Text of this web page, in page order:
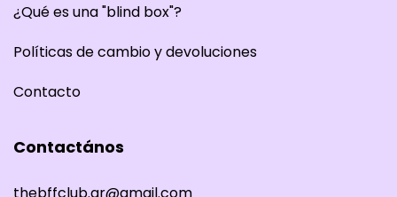
¿Qué es una "blind box"?
Políticas de cambio y devoluciones
Contacto
Contactános
thebffclub.ar@gmail.com